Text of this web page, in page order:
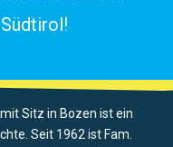
Sitz in Bozen ist ein
Seit 1962 ist Fam.